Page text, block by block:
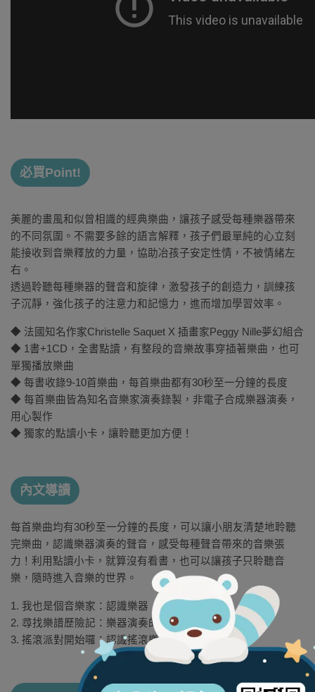
必買Point!
美麗的畫風和似曾相識的經典樂曲，讓孩子感受每種樂器帶來
的不同氛圍。不需要多餘的語言解釋，孩子們最單純的心立刻
能接收到音樂釋放的力量，協助冶孩子安定性情，不被情緒左
右。
透過聆聽每種樂器的聲音和旋律，激發孩子的創造力，訓練孩
子沉靜，強化孩子的注意力和記憶力，進而增加學習效率。
◆ 法國知名作家Christelle Saquet X 插畫家Peggy Nille夢幻組合
◆ 1書+1CD，全書點讀，有整段的音樂故事穿插著樂曲，也可
單獨播放樂曲
◆ 每書收錄9-10首樂曲，每首樂曲都有30秒至一分鐘的長度
◆ 每首樂曲皆為知名音樂家演奏錄製，非電子合成樂器演奏，
用心製作
◆ 獨家的點讀小卡，讓聆聽更加方便！
內文導讀
每首樂曲均有30秒至一分鐘的長度，可以讓小朋友清楚地聆聽
完樂曲，認識樂器演奏的聲音，感受每種聲音帶來的音樂張
力！利用點讀小卡，就算沒有看書，也可以讓孩子只聆聽音
樂，隨時進入音樂的世界。
1. 我也是個音樂家：認識樂器
2. 尋找樂譜歷險記：樂器演奏的情緒
3. 搖滾派對開始囉：認識搖滾樂曲風。